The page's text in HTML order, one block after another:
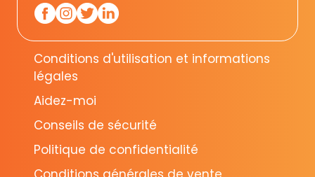
Conditions d'utilisation et informations
légales
Aidez-moi
Conseils de sécurité
Politique de confidentialité